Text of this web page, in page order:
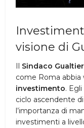
visione di
Il Sindaco
come Roma abbia
investimento.
ciclo ascendente
l’importanza di
investimenti a